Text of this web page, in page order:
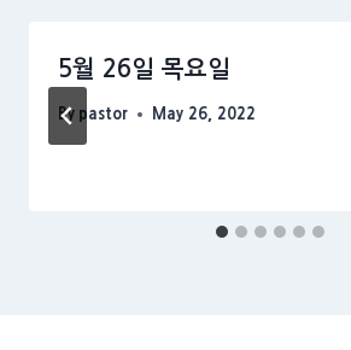
5월 26일 목요일
By pastor May 26, 2022